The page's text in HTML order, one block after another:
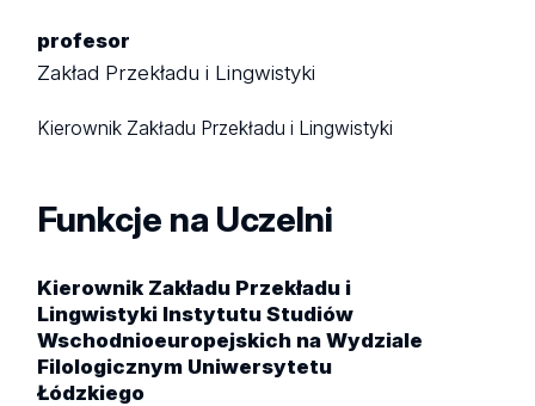
profesor
Zakład Przekładu i Lingwistyki
Kierownik Zakładu Przekładu i Lingwistyki
Funkcje na Uczelni
Kierownik Zakładu Przekładu i
Lingwistyki Instytutu Studiów
Wschodnioeuropejskich na Wydziale
Filologicznym Uniwersytetu
Łódzkiego